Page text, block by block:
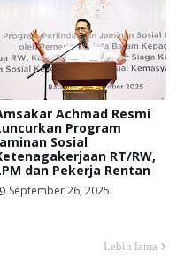
Achmad Resmi
Program
Sosial
RT/RW,
dan Pekerja Rentan
September 26, 2025
Lebih lama